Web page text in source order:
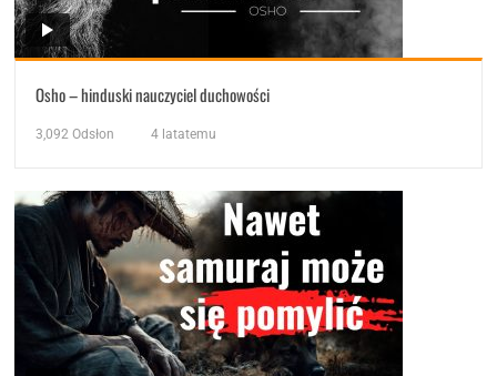
Osho – hinduski nauczyciel duchowości
3,092 Odsłon 4 latatemu